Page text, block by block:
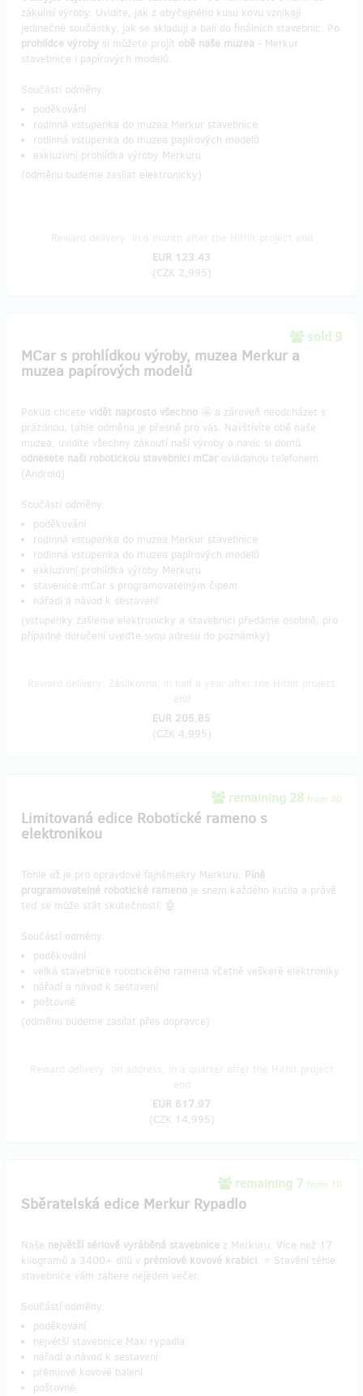
zákulisí výroby. Uvidíte, jak z obyčejného kusu kovu vznikají
jedinečné součástky, jak se skladují a balí do finálních stavebnic. Po
prohlídce výroby si můžete projít obě naše muzea - Merkur
stavebnice i papírových modelů.
Součástí odměny:
poděkování
rodinná vstupenka do muzea Merkur stavebnice
rodinná vstupenka do muzea papírových modelů
exkluzivní prohlídka výroby Merkuru
(odměnu budeme zasílat elektronicky)
EUR 123.43
(CZK 2,995)
sold 9
MCar s prohlídkou výroby, muzea Merkur a
muzea papírových modelů
Pokud chcete vidět naprosto všechno 🤩 a zároveň neodcházet s
prázdnou, tahle odměna je přesně pro vás. Navštívíte obě naše
muzea, uvidíte všechny zákoutí naší výroby a navíc si domů
odnesete naši robotickou stavebnici mCar ovládanou telefonem.
(Android)
Součástí odměny:
poděkování
rodinná vstupenka do muzea Merkur stavebnice
rodinná vstupenka do muzea papírových modelů
exkluzivní prohlídka výroby Merkuru
stavenice mCar s programovatelným čipem
nářadí a návod k sestavení
(vstupenky zašleme elektronicky a stavebnici předáme osobně, pro
případné doručení uveďte svou adresu do poznámky)
EUR 205.85
(CZK 4,995)
remaining 28 from 30
Limitovaná edice Robotické rameno s
elektronikou
Tohle už je pro opravdové fajnšmekry Merkuru. Plně
programovatelné robotické rameno je snem každého kutila a právě
teď se může stát skutečností. 🤖
Součástí odměny:
poděkování
velká stavebnice robotického ramena včetně veškeré elektroniky
nářadí a návod k sestavení
poštovné
(odměnu budeme zasílat přes dopravce)
EUR 617.97
(CZK 14,995)
remaining 7 from 10
Sběratelská edice Merkur Rypadlo
Naše největší sériově vyráběná stavebnice z Merkuru. Více než 17
kilogramů a 3400+ dílů v prémiové kovové krabici. ⭐️ Stavění téhle
stavebnice vám zabere nejeden večer.
Součástí odměny:
poděkování
největší stavebnice Maxi rypadla
nářadí a návod k sestavení
prémiové kovové balení
poštovné